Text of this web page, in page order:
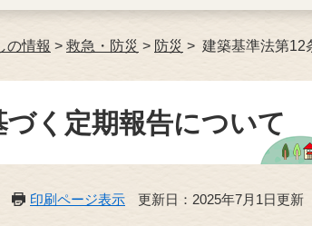
の情報 > 救急・防災 > 防災 建築基準法第12
く定期報告について
印刷ページ表示 更新日：2025年7月1日更新